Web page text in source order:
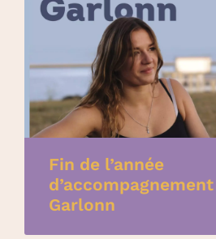
Fin de l’année
Garlonn